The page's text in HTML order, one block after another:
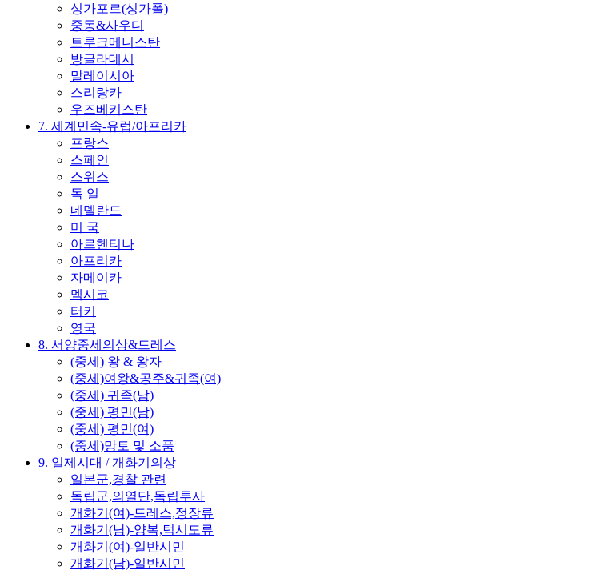
싱가포르(싱가폴)
중동&사우디
트루크메니스탄
방글라데시
말레이시아
스리랑카
우즈베키스탄
7. 세계민속-유럽/아프리카
프랑스
스페인
스위스
독 일
네델란드
미 국
아르헨티나
아프리카
자메이카
멕시코
터키
영국
8. 서양중세의상&드레스
(중세) 왕 & 왕자
(중세)여왕&공주&귀족(여)
(중세) 귀족(남)
(중세) 평민(남)
(중세) 평민(여)
(중세)망토 및 소품
9. 일제시대 / 개화기의상
일본군,경찰 관련
독립군,의열단,독립투사
개화기(여)-드레스,정장류
개화기(남)-양복,턱시도류
개화기(여)-일반시민
개화기(남)-일반시민